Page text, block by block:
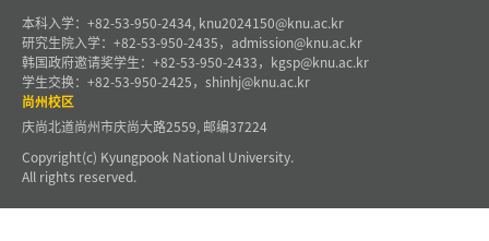
本科入学：+82-53-950-2434, knu2024150@knu.ac.kr
研究生院入学：+82-53-950-2435，admission@knu.ac.kr
韩国政府邀请奖学生：+82-53-950-2433，kgsp@knu.ac.kr
学生交换：+82-53-950-2425，shinhj@knu.ac.kr
尚州校区
庆尚北道尚州市庆尚大路2559, 邮编37224
Copyright(c) Kyungpook National University.
All rights reserved.